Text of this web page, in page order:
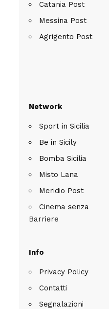
Catania Post
Messina Post
Agrigento Post
Network
Sport in Sicilia
Be in Sicily
Bomba Sicilia
Misto Lana
Meridio Post
Cinema senza
Barriere
Info
Privacy Policy
Contatti
Segnalazioni